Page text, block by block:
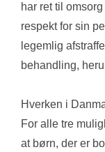
har ret til
respekt for sin
legemlig
behandling,
Hverken i
For alle tre
at børn, der er